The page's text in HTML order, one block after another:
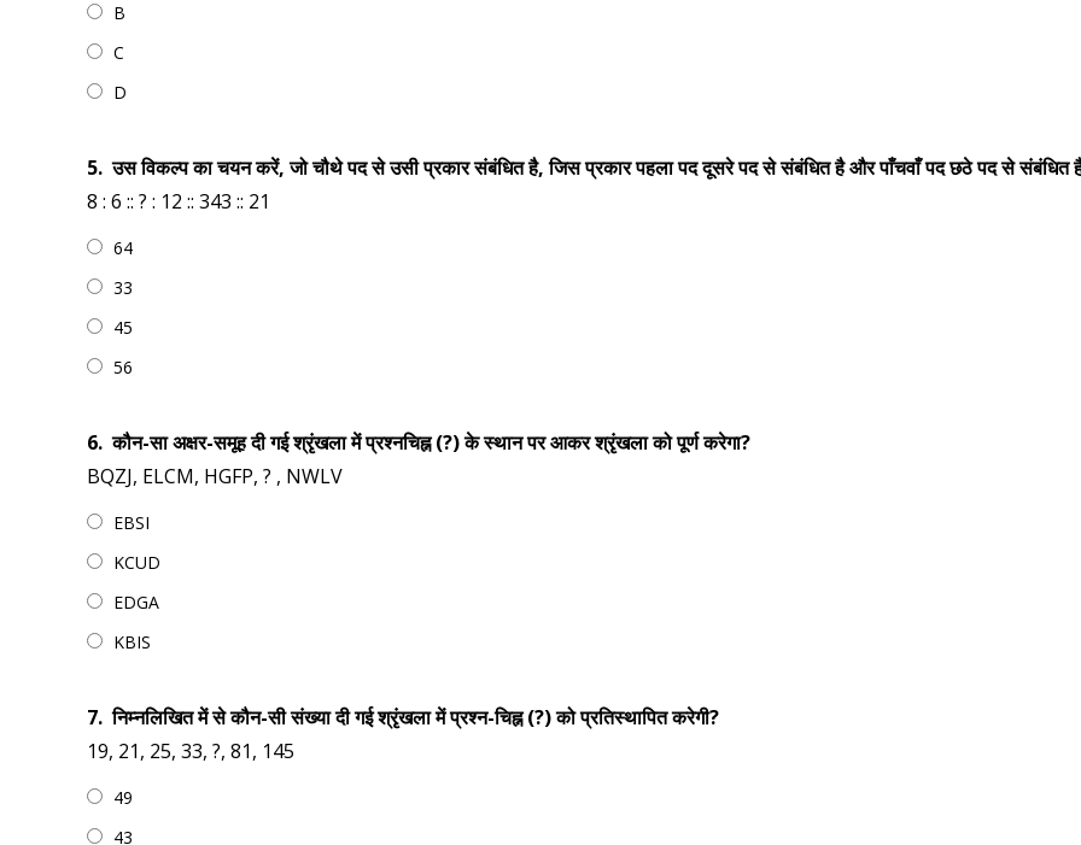
B
C
D
5. उस विकल्प का चयन करें, जो चौथे पद से उसी प्रकार संबंधित है, जिस प्रकार पहला पद दूसरे पद से संबंधित है और पाँचवाँ पद छठे पद से संबंधित
8 : 6 :: ? : 12 :: 343 :: 21
64
33
45
56
6. कौन-सा अक्षर-समूह दी गई श्रृंखला में प्रश्नचिह्न (?) के स्थान पर आकर श्रृंखला को पूर्ण करेगा?
BQZJ, ELCM, HGFP, ? , NWLV
EBSI
KCUD
EDGA
KBIS
7. निम्नलिखित में से कौन-सी संख्या दी गई श्रृंखला में प्रश्न-चिह्न (?) को प्रतिस्थापित करेगी?
19, 21, 25, 33, ?, 81, 145
49
43